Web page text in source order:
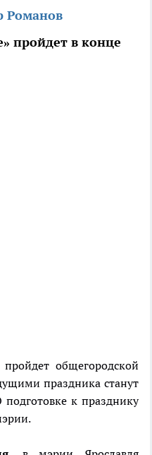
Романов
пройдет в конце
общегородской
праздника станут
подготовке к празднику